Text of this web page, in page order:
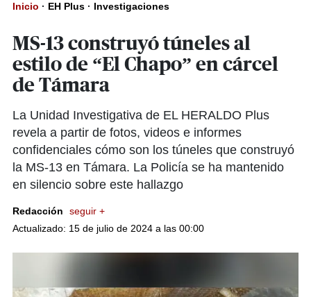
Inicio · EH Plus · Investigaciones
MS-13 construyó túneles al
estilo de “El Chapo” en cárcel
de Támara
La Unidad Investigativa de EL HERALDO Plus
revela a partir de fotos, videos e informes
confidenciales cómo son los túneles que construyó
la MS-13 en Támara. La Policía se ha mantenido
en silencio sobre este hallazgo
Redacción
seguir +
Actualizado: 15 de julio de 2024 a las 00:00